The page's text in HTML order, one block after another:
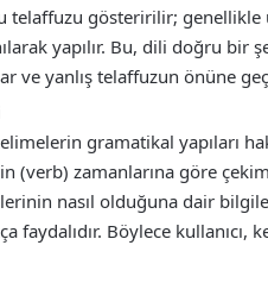
telaffuzu gösteririlir; genellikle
yapılır. Bu, dili doğru bir
ve yanlış telaffuzun önüne
gramatikal yapıları
(verb) zamanlarına göre
nasıl olduğuna dair
faydalıdır. Böylece